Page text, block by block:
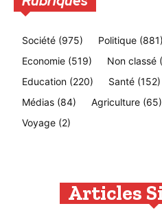
Société (975) Politique (881)
Economie (519) Non classé
Education (220) Santé (152)
Médias (84) Agriculture (65)
Voyage (2)
Articles